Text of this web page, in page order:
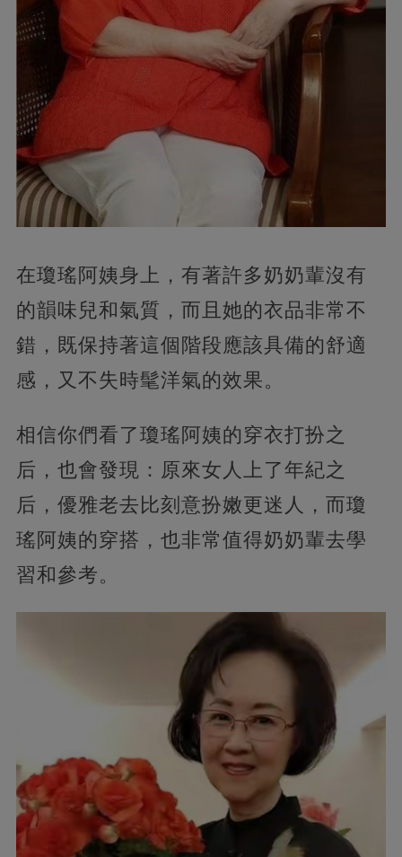
在瓊瑤阿姨身上，有著許多奶奶輩沒有
的韻味兒和氣質，而且她的衣品非常不
錯，既保持著這個階段應該具備的舒適
感，又不失時髦洋氣的效果。
相信你們看了瓊瑤阿姨的穿衣打扮之
后，也會發現：原來女人上了年紀之
后，優雅老去比刻意扮嫩更迷人，而瓊
瑤阿姨的穿搭，也非常值得奶奶輩去學
習和參考。